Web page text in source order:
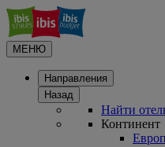
МЕНЮ
Направления
Назад
Найти
Континент